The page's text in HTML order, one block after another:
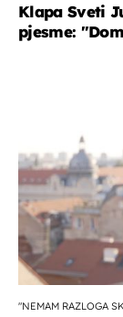
Klapa Sveti
pjesme:
"NEMAM RAZLOGA